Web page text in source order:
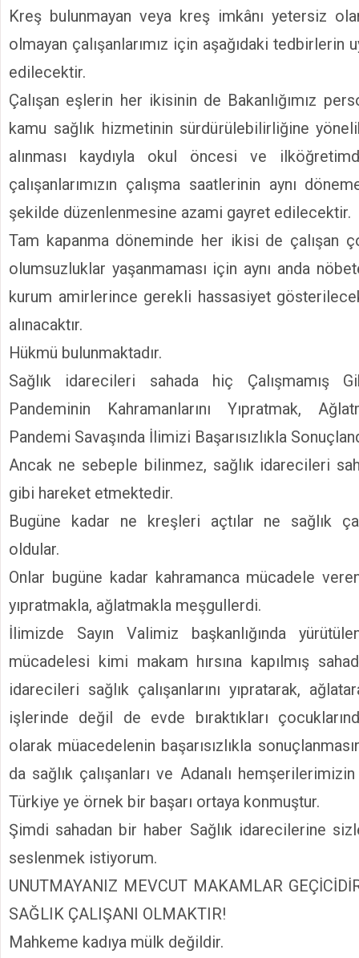
Kreş bulunmayan veya kreş imkânı yetersiz
olmayan çalışanlarımız için aşağıdaki tedbirlerin
edilecektir.
Çalışan eşlerin her ikisinin de Bakanlığımız
kamu sağlık hizmetinin sürdürülebilirliğine
alınması kaydıyla okul öncesi ve
çalışanlarımızın çalışma saatlerinin aynı
şekilde düzenlenmesine azami gayret edilecektir.
Tam kapanma döneminde her ikisi de çalışan
olumsuzluklar yaşanmaması için aynı anda
kurum amirlerince gerekli hassasiyet
alınacaktır.
Hükmü bulunmaktadır.
Sağlık idarecileri sahada hiç Çalışmamış
Pandeminin Kahramanlarını Yıpratmak,
Pandemi Savaşında İlimizi Başarısızlıkla
Ancak ne sebeple bilinmez, sağlık idarecileri
gibi hareket etmektedir.
Bugüne kadar ne kreşleri açtılar ne sağlık
oldular.
Onlar bugüne kadar kahramanca mücadele veren
yıpratmakla, ağlatmakla meşgullerdi.
İlimizde Sayın Valimiz başkanlığında
mücadelesi kimi makam hırsına kapılmış
idarecileri sağlık çalışanlarını yıpratarak,
işlerinde değil de evde bıraktıkları
olarak müacedelenin başarısızlıkla
da sağlık çalışanları ve Adanalı
Türkiye ye örnek bir başarı ortaya konmuştur.
Şimdi sahadan bir haber Sağlık idarecilerine
seslenmek istiyorum.
UNUTMAYANIZ MEVCUT MAKAMLAR
SAĞLIK ÇALIŞANI OLMAKTIR!
Mahkeme kadıya mülk değildir.